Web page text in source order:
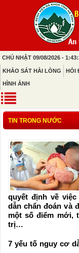
CHỦ NHẬT 09/08/2026 -
KHẢO SÁT HÀI LÒNG HỎI
HÌNH ẢNH
TIN TRONG NƯỚC
quyết định về
dẫn chẩn đoán và
một số điểm mới,
trị…
7 yếu tố nguy cơ